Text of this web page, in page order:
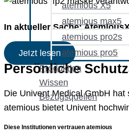
atemious X5
atemious max5
atemious pro2s
atemious pro5
Produktion
Wissen
Bezugsquellen
In aktueller Sache:
Jetzt lesen
Persönliche
Die Univent Medical GmbH
atemious bietet Univent
Diese Institutionen vertrauen atemious